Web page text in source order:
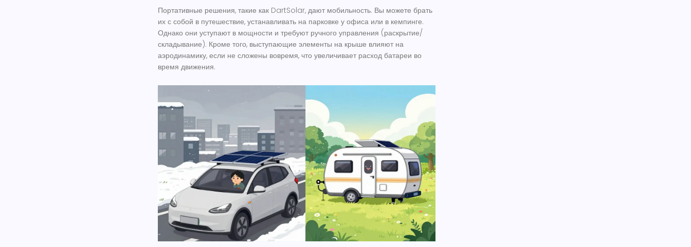
Портативные решения, такие как DartSolar, дают мобильность. Вы можете брать
их с собой в путешествие, устанавливать на парковке у офиса или в кемпинге.
Однако они уступают в мощности и требуют ручного управления (раскрытие/
складывание). Кроме того, выступающие элементы на крыше влияют на
аэродинамику, если не сложены вовремя, что увеличивает расход батареи во
время движения.